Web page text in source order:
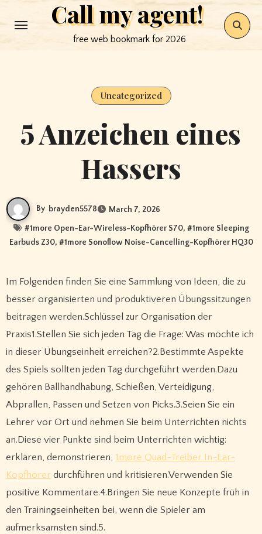
to
Call my agent!
free web bookmark for 2026
Uncategorized
5 Anzeichen eines
Hassers
By brayden5578 March 7, 2026
#1more Open-Ear-Wireless-Kopfhörer S70, #1more Sleeping
Earbuds Z30, #1more Sonoflow Noise-Cancelling-Kopfhörer HQ30
besser organisierten und produktiveren Übungssitzungen
beitragen werden.Schlüssel zur Organisation der
Praxis1.Stellen Sie sich jeden Tag die Frage: Was möchte ich
in dieser Übungseinheit erreichen?2.Bestimmte Aspekte
des Spiels sollten jeden Tag durchgeführt werden.Dazu
gehören Ballhandhabung, Schießen, Verteidigung,
Abprallen, Passen und Setzen von Picks.3.Seien Sie ein
Lehrer vor Ort und nehmen Sie beim Unterrichten nichts
an.Diese vier Punkte sind beim Unterrichten wichtig:
erklären, demonstrieren, 1more Quad-Treiber In-Ear-
Kopfhörerdurchführen und kritisieren.Verwenden Sie
positive Kommentare.4.Bringen Sie neue Konzepte früh in
den Trainingseinheiten bei, wenn die Spieler am
aufmerksamsten sind.5.